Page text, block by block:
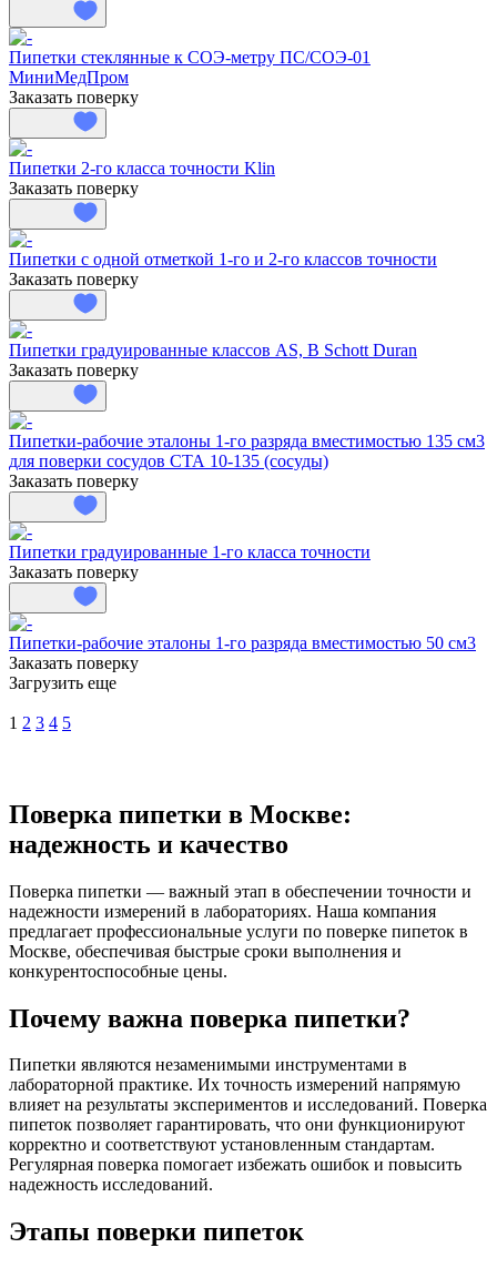
Пипетки стеклянные к СОЭ-метру ПС/СОЭ-01
МиниМедПром
Заказать поверку
Пипетки 2-го класса точности Klin
Заказать поверку
Пипетки с одной отметкой 1-го и 2-го классов точности
Заказать поверку
Пипетки градуированные классов AS, B Schott Duran
Заказать поверку
Пипетки-рабочие эталоны 1-го разряда вместимостью 135 см3
для поверки сосудов СТА 10-135 (сосуды)
Заказать поверку
Пипетки градуированные 1-го класса точности
Заказать поверку
Пипетки-рабочие эталоны 1-го разряда вместимостью 50 см3
Заказать поверку
Загрузить еще
1 2 3 4 5
Поверка пипетки в Москве:
надежность и качество
Поверка пипетки — важный этап в обеспечении точности и
надежности измерений в лабораториях. Наша компания
предлагает профессиональные услуги по поверке пипеток в
Москве, обеспечивая быстрые сроки выполнения и
конкурентоспособные цены.
Почему важна поверка пипетки?
Пипетки являются незаменимыми инструментами в
лабораторной практике. Их точность измерений напрямую
влияет на результаты экспериментов и исследований. Поверка
пипеток позволяет гарантировать, что они функционируют
корректно и соответствуют установленным стандартам.
Регулярная поверка помогает избежать ошибок и повысить
надежность исследований.
Этапы поверки пипеток